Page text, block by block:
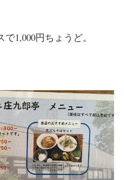
1,000円ちょうど。